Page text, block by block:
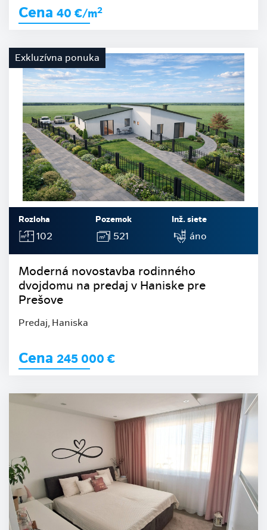
Cena 40 €/m2
Exkluzívna ponuka
Rozloha
102
Pozemok
521
Inž. siete
áno
Moderná novostavba rodinného
dvojdomu na predaj v Haniske pre
Prešove
Predaj, Haniska
Cena 245 000 €